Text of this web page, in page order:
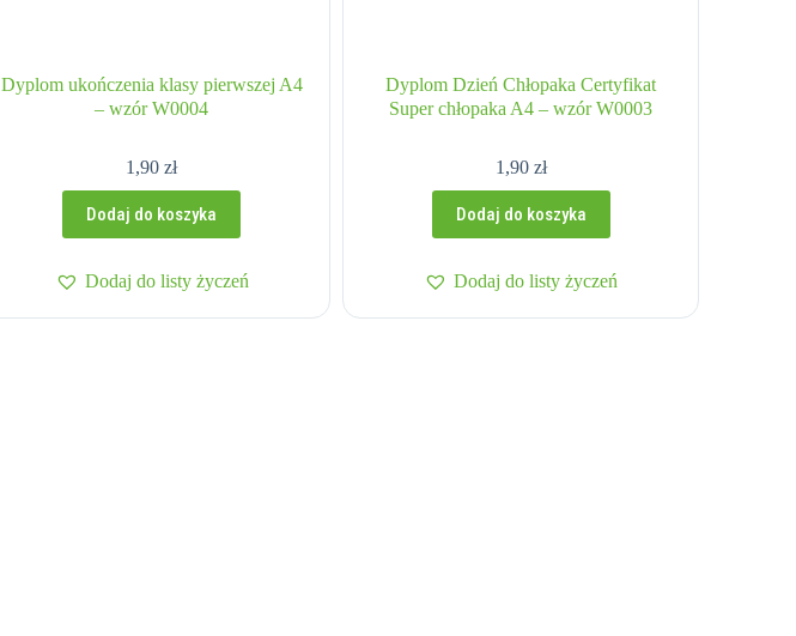
Dyplom ukończenia klasy pierwszej A4
– wzór W0004
1,90zł
Dodaj do koszyka
Dodaj do listy życzeń
Dyplom Dzień Chłopaka Certyfikat
Super chłopaka A4 – wzór W0003
1,90 zł
Dodaj do koszyka
Dodaj do listy życzeń